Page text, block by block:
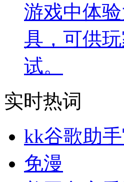
游戏中体
具，可供
试。
实时热词
kk谷歌助
免漫